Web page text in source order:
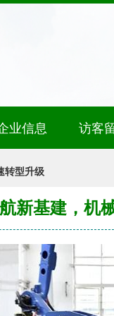
业信息 访客
转型升级
新基建，机